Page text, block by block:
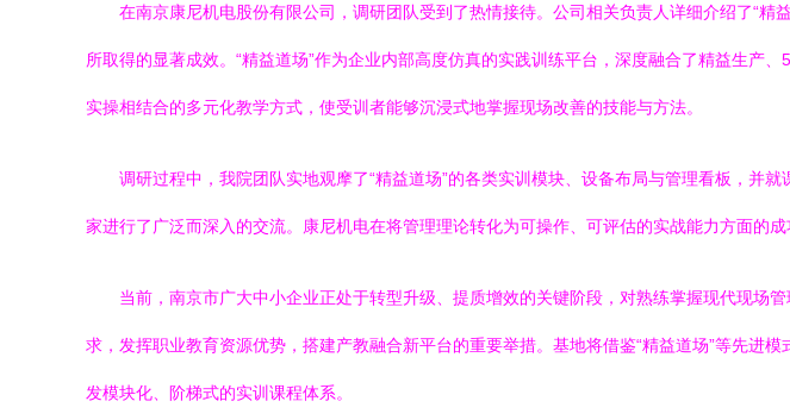
在南京康尼机电股份有限公司，调研团队受到了热情接待。公司相关负责人详细介绍了“
所取得的显著成效。“精益道场”作为企业内部高度仿真的实践训练平台，深度融合了精益生产
实操相结合的多元化教学方式，使受训者能够沉浸式地掌握现场改善的技能与方法。
调研过程中，我院团队实地观摩了“精益道场”的各类实训模块、设备布局与管理看板，并
家进行了广泛而深入的交流。康尼机电在将管理理论转化为可操作、可评估的实战能力方面的
当前，南京市广大中小企业正处于转型升级、提质增效的关键阶段，对熟练掌握现代现场
求，发挥职业教育资源优势，搭建产教融合新平台的重要举措。基地将借鉴“精益道场”等先进
发模块化、阶梯式的实训课程体系。